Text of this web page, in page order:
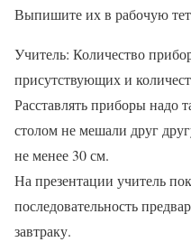
Выпишите их в рабочую
Учитель: Количество
присутствующих и
Расставлять приборы надо
столом не мешали друг
не менее 30 см.
На презентации учитель
последовательность
завтраку.